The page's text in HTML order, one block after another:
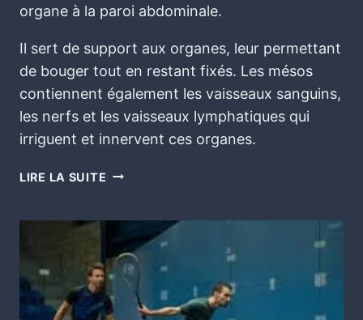
organe à la paroi abdominale.
Il sert de support aux organes, leur permettant
de bouger tout en restant fixés. Les mésos
contiennent également les vaisseaux sanguins,
les nerfs et les vaisseaux lymphatiques qui
irriguent et innervent ces organes.
LIRE LA SUITE